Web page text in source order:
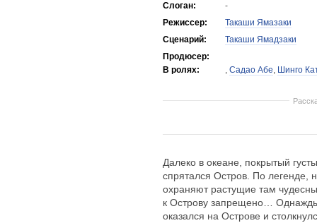
Слоган:
-
Режиссер:
Такаши Ямазаки
Сценарий:
Такаши Ямадзаки
Продюсер:
В ролях:
, Садао Абе, Шинго
Далеко в океане, покрытый
спрятался Остров. По легенде,
охраняют растущие там
к Острову запрещено…
оказался на Острове и